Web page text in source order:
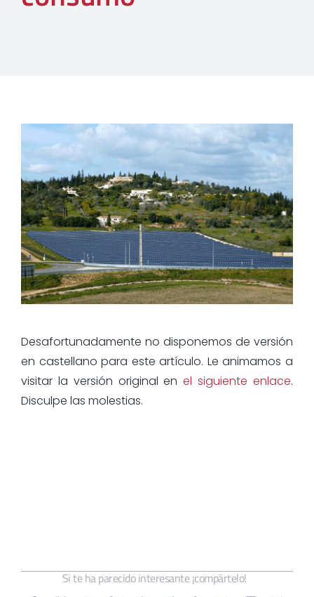
Desafortunadamente no disponemos de versión
en castellano para este artículo. Le animamos a
visitar la versión original enel siguiente enlace.
Disculpe las molestias.
Si te ha parecido interesante ¡compártelo!